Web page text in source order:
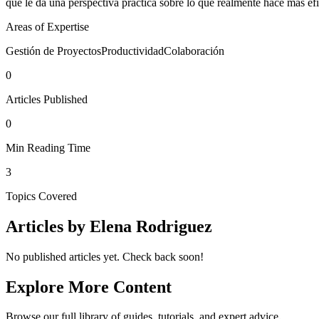
Areas of Expertise
Gestión de ProyectosProductividadColaboración
0
Articles Published
0
Min Reading Time
3
Topics Covered
Articles by Elena Rodriguez
No published articles yet. Check back soon!
Explore More Content